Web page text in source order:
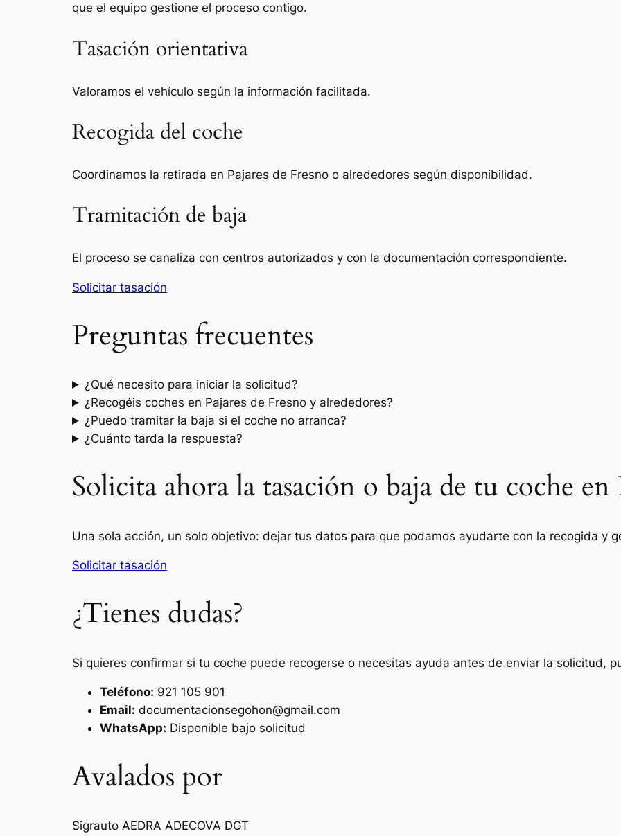
que el equipo gestione el proceso contigo.
Tasación orientativa
Valoramos el vehículo según la información facilitada.
Recogida del coche
Coordinamos la retirada en Pajares de Fresno o alrededores según disponibilidad.
Tramitación de baja
El proceso se canaliza con centros autorizados y con la documentación correspondiente.
Solicitar tasación
Preguntas frecuentes
¿Qué necesito para iniciar la solicitud?
¿Recogéis coches en Pajares de Fresno y alrededores?
¿Puedo tramitar la baja si el coche no arranca?
¿Cuánto tarda la respuesta?
Solicita ahora la tasación o baja de tu coche en
Una sola acción, un solo objetivo: dejar tus datos para que podamos ayudarte con la recogida y
Solicitar tasación
¿Tienes dudas?
Si quieres confirmar si tu coche puede recogerse o necesitas ayuda antes de enviar la solicitud,
Teléfono: 921 105 901
Email: documentacionsegohon@gmail.com
WhatsApp: Disponible bajo solicitud
Avalados por
Sigrauto AEDRA ADECOVA DGT